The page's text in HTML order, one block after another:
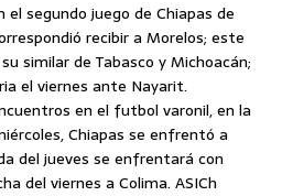
el segundo juego de Chiapas de
recibir a Morelos; este
similar de Tabasco y Michoacán;
el viernes ante Nayarit.
en el futbol varonil, en la
Chiapas se enfrentó a
del jueves se enfrentará con
del viernes a Colima. ASICh